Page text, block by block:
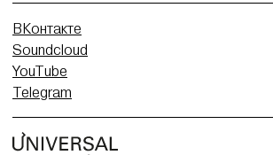
ВКонтакте
Soundcloud
YouTube
Telegram